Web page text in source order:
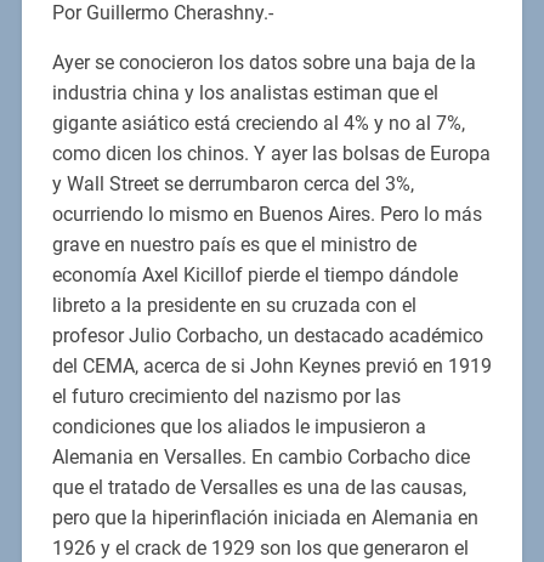
Por Guillermo Cherashny.-
Ayer se conocieron los datos sobre una baja de la
industria china y los analistas estiman que el
gigante asiático está creciendo al 4% y no al 7%,
como dicen los chinos. Y ayer las bolsas de Europa
y Wall Street se derrumbaron cerca del 3%,
ocurriendo lo mismo en Buenos Aires. Pero lo más
grave en nuestro país es que el ministro de
economía Axel Kicillof pierde el tiempo dándole
libreto a la presidente en su cruzada con el
profesor Julio Corbacho, un destacado académico
del CEMA, acerca de si John Keynes previó en 1919
el futuro crecimiento del nazismo por las
condiciones que los aliados le impusieron a
Alemania en Versalles. En cambio Corbacho dice
que el tratado de Versalles es una de las causas,
pero que la hiperinflación iniciada en Alemania en
1926 y el crack de 1929 son los que generaron el